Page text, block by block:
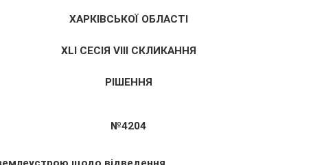
ХАРКІВСЬКОЇ ОБЛАСТІ
XLІ СЕСІЯ VIII СКЛИКАННЯ
РІШЕННЯ
№4204